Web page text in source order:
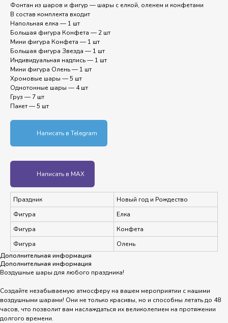
Фонтан из шаров и фигур — шары с елкой, оленем и конфетами
В состав комплекта входит
Напольная елка — 1 шт
Большая фигура Конфета — 2 шт
Мини фигура Конфета — 1 шт
Большая фигура Звезда — 1 шт
Индивидуальная надпись — 1 шт
Мини фигура Олень — 1 шт
Хромовые шары — 5 шт
Однотонные шары — 4 шт
Груз — 7 шт
Пакет — 5 шт
Написать в Telegram
Написать в MAX
Праздник
Новый год и Рождество
Фигура
Елка
Фигура
Конфета
Фигура
Олень
Дополнительная информация
Дополнительная информация
Воздушные шары для любого праздника!
Создайте незабываемую атмосферу на вашем мероприятии с нашими
воздушными шарами! Они не только красивы, но и способны летать до 48
часов, что позволит вам наслаждаться их великолепием на протяжении
долгого времени.